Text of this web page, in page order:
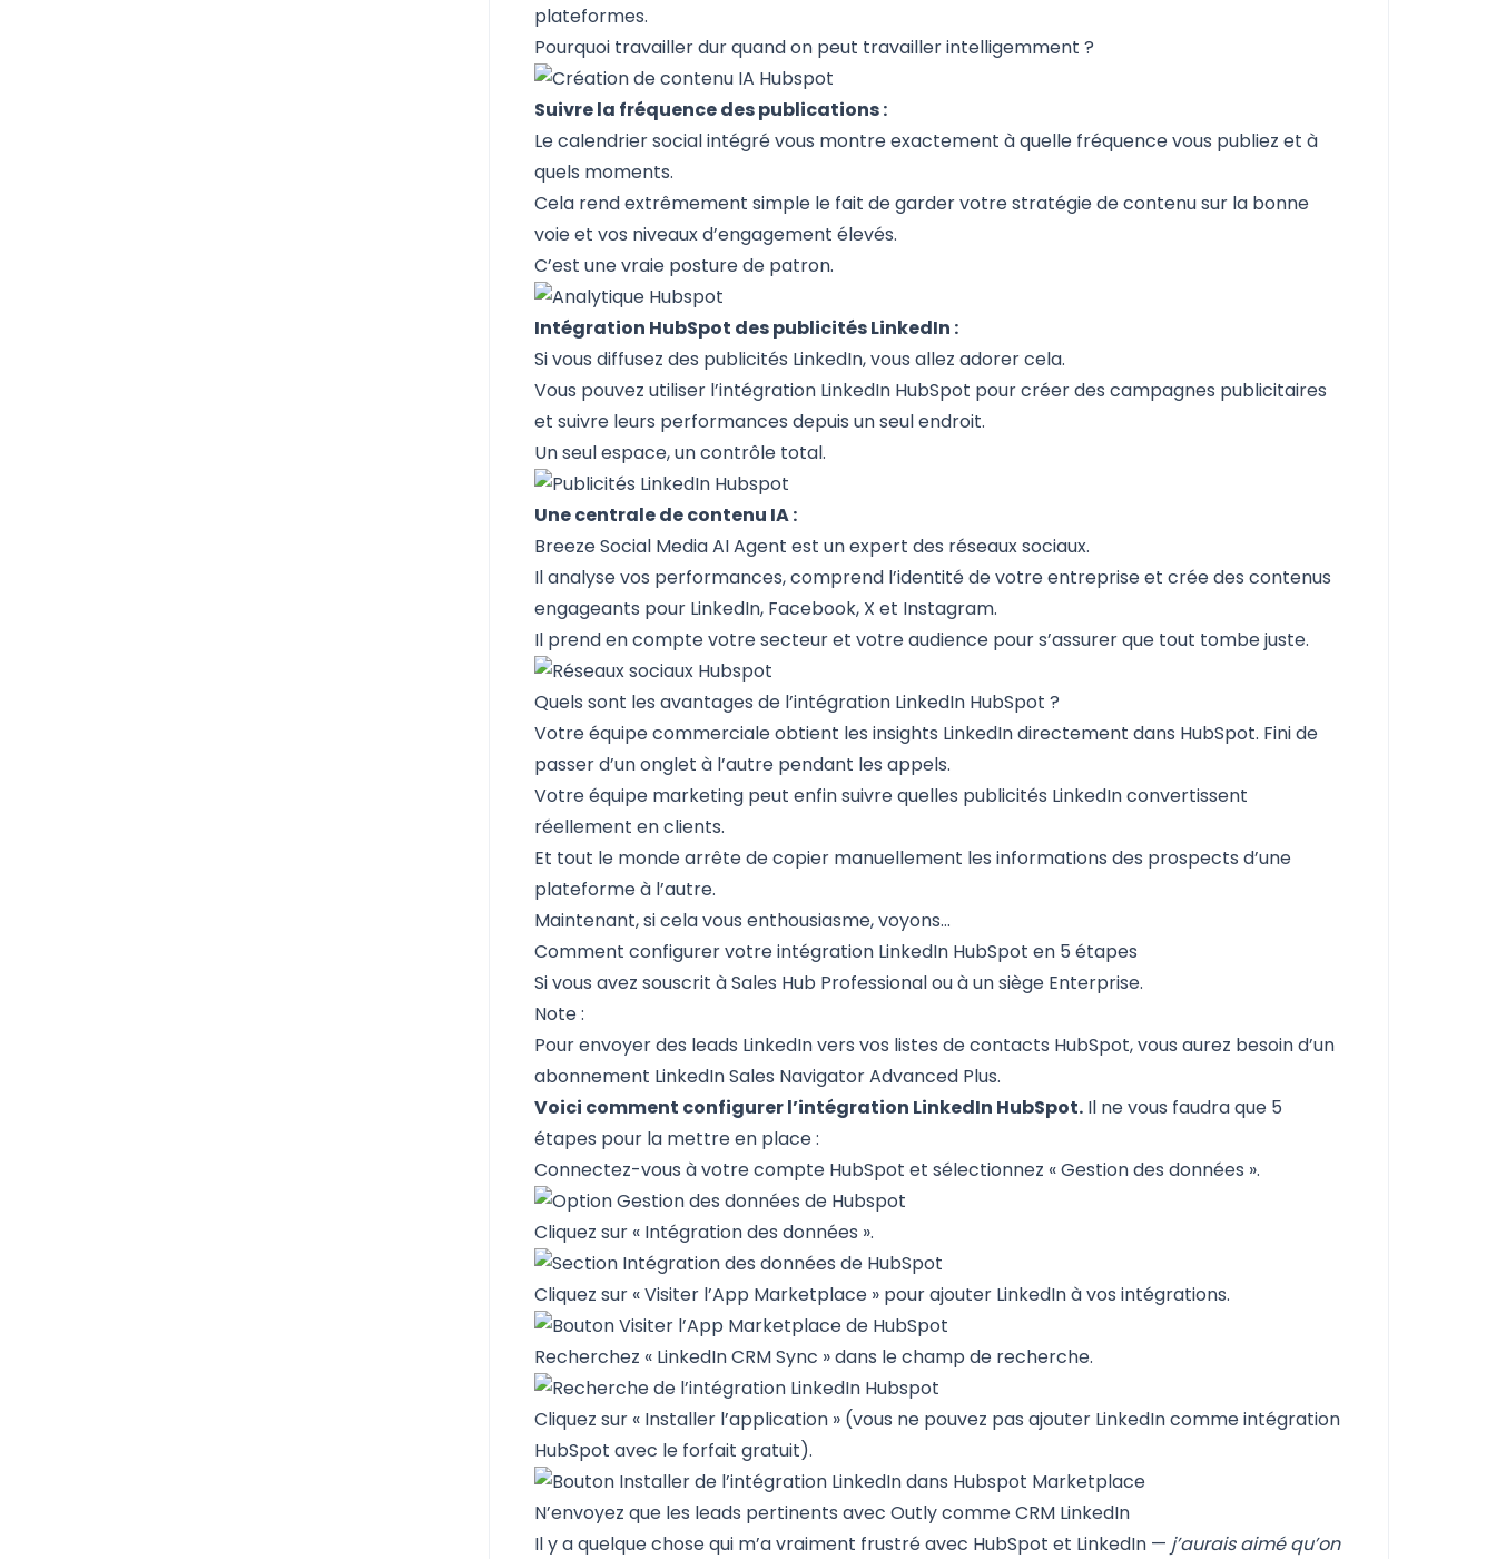
plateformes.
Pourquoi travailler dur quand on peut travailler intelligemment ?
Suivre la fréquence des publications :
Le calendrier social intégré vous montre exactement à quelle fréquence vous publiez et à
quels moments.
Cela rend extrêmement simple le fait de garder votre stratégie de contenu sur la bonne
voie et vos niveaux d’engagement élevés.
C’est une vraie posture de patron.
Intégration HubSpot des publicités LinkedIn :
Si vous diffusez des publicités LinkedIn, vous allez adorer cela.
Vous pouvez utiliser l’intégration LinkedIn HubSpot pour créer des campagnes publicitaires
et suivre leurs performances depuis un seul endroit.
Un seul espace, un contrôle total.
Une centrale de contenu IA :
Breeze Social Media AI Agent est un expert des réseaux sociaux.
Il analyse vos performances, comprend l’identité de votre entreprise et crée des contenus
engageants pour LinkedIn, Facebook, X et Instagram.
Il prend en compte votre secteur et votre audience pour s’assurer que tout tombe juste.
Quels sont les avantages de l’intégration LinkedIn HubSpot ?
Votre équipe commerciale obtient les insights LinkedIn directement dans HubSpot. Fini de
passer d’un onglet à l’autre pendant les appels.
Votre équipe marketing peut enfin suivre quelles publicités LinkedIn convertissent
réellement en clients.
Et tout le monde arrête de copier manuellement les informations des prospects d’une
plateforme à l’autre.
Maintenant, si cela vous enthousiasme, voyons…
Comment configurer votre intégration LinkedIn HubSpot en 5 étapes
Si vous avez souscrit à Sales Hub Professional ou à un siège Enterprise.
Note :
Pour envoyer des leads LinkedIn vers vos listes de contacts HubSpot, vous aurez besoin d’un
abonnement LinkedIn Sales Navigator Advanced Plus.
Voici comment configurer l’intégration LinkedIn HubSpot. Il ne vous faudra que 5
étapes pour la mettre en place :
Connectez-vous à votre compte HubSpot et sélectionnez « Gestion des données ».
Cliquez sur « Intégration des données ».
Cliquez sur « Visiter l’App Marketplace » pour ajouter LinkedIn à vos intégrations.
Recherchez « LinkedIn CRM Sync » dans le champ de recherche.
Cliquez sur « Installer l’application » (vous ne pouvez pas ajouter LinkedIn comme intégration
HubSpot avec le forfait gratuit).
N’envoyez que les leads pertinents avec Outly comme CRM LinkedIn
Il y a quelque chose qui m’a vraiment frustré avec HubSpot et LinkedIn — j’aurais aimé qu’on